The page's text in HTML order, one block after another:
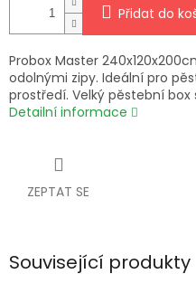
Přidat do
Probox Master
odolnými zipy. Ideální pro
prostředí. Velký pěstební
Detailní informace
ZEPTAT SE
Související produkty